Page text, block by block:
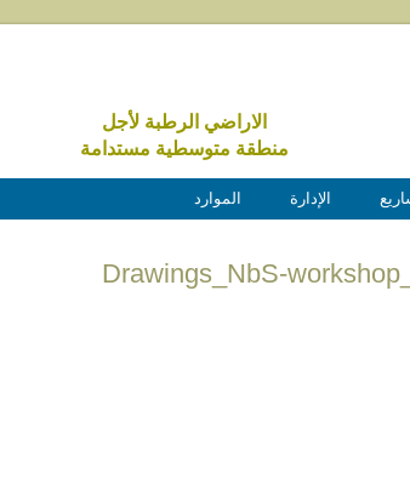
الاراضي الرطبة لأجل
منطقة متوسطية مستدامة
الإدارة الموارد
Drawings_NbS-